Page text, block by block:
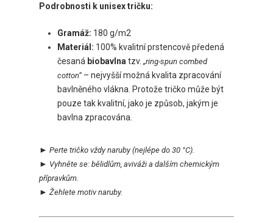
Podrobnosti k unisex tričku:
Gramáž: 180 g/m2
Materiál: 100% kvalitní prstencově předená
česaná biobavlna tzv. „ring-spun combed
cotton“ – nejvyšší možná kvalita zpracování
bavlněného vlákna. Protože tričko může být
pouze tak kvalitní, jako je způsob, jakým je
bavlna zpracována.
► Perte tričko vždy naruby(nejlépe do 30 °C).
► Vyhněte se: bělidlům, aviváži a dalším chemickým
přípravkům.
► Žehlete motiv naruby.